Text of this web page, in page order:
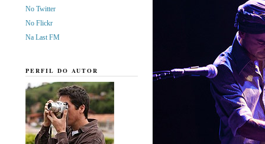
No Twitter
No Flickr
Na Last FM
PERFIL DO AUTOR